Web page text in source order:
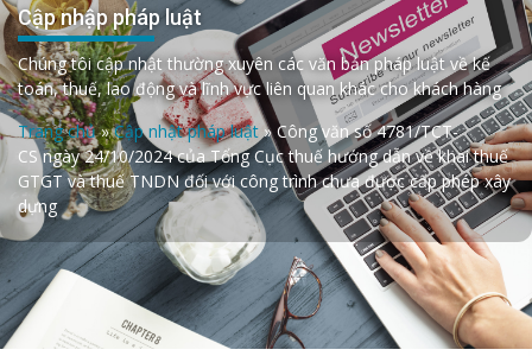
Cập nhập pháp luật
Chúng tôi cập nhật thường xuyên các văn bản pháp luật về kế
toán, thuế, lao động và lĩnh vực liên quan khác cho khách hàng
Trang chủ»Cập nhật pháp luật »Công văn số 4781/TCT-
CS ngày 24/10/2024 của Tổng Cục thuế hướng dẫn về khai thuế
GTGT và thuế TNDN đối với công trình chưa được cấp phép xây
dựng